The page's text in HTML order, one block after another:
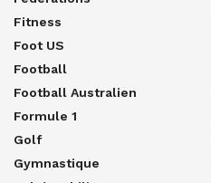
Fitness
Foot US
Football
Football Australien
Formule 1
Golf
Gymnastique